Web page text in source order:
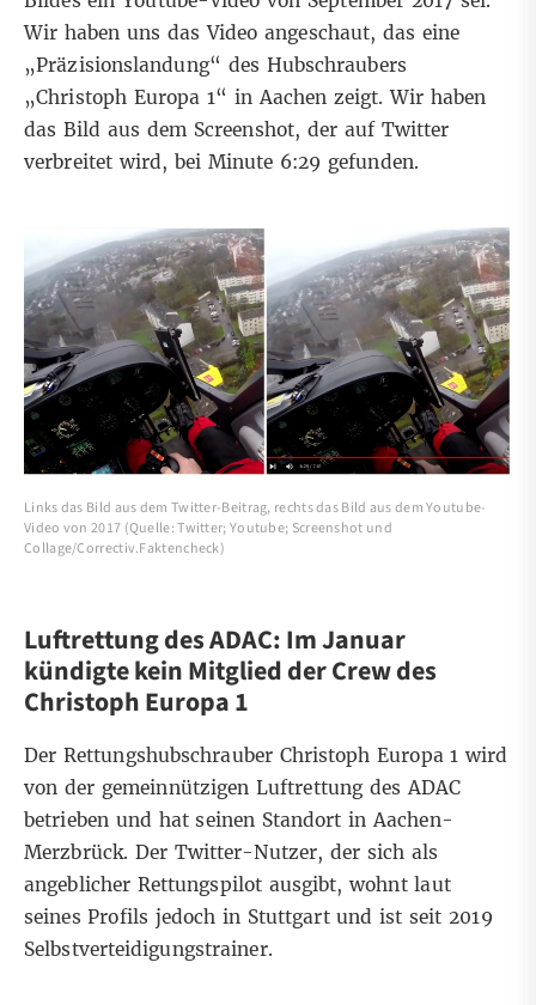
Wir haben uns das Video angeschaut, das eine
„Präzisionslandung“ des Hubschraubers
„Christoph Europa 1“ in Aachen zeigt. Wir haben
das Bild aus dem Screenshot, der auf Twitter
verbreitet wird, bei Minute 6:29 gefunden.
Links das Bild aus dem Twitter-Beitrag, rechts das Bild aus dem Youtube-
Video von 2017 (Quelle: Twitter; Youtube; Screenshot und
Collage/Correctiv.Faktencheck)
Luftrettung des ADAC: Im Januar
kündigte kein Mitglied der Crew des
Christoph Europa 1
Der Rettungshubschrauber Christoph Europa 1 wird
von der gemeinnützigen Luftrettung des ADAC
betrieben und hat seinen Standort in Aachen-
Merzbrück. Der Twitter-Nutzer, der sich als
angeblicher Rettungspilot ausgibt, wohntlaut
seines Profils jedoch in Stuttgart und ist seit 2019
Selbstverteidigungstrainer.